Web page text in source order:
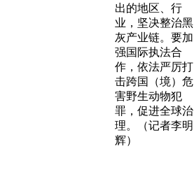
出的地区、行
业，坚决整治黑
灰产业链。要加
强国际执法合
作，依法严厉打
击跨国（境）危
害野生动物犯
罪，促进全球治
理。（记者李明
辉）